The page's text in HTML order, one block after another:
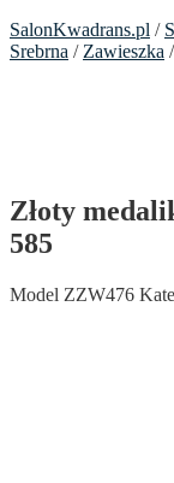
SalonKwadrans.pl /
Srebrna / Zawieszka
Złoty
585
Model ZZW476